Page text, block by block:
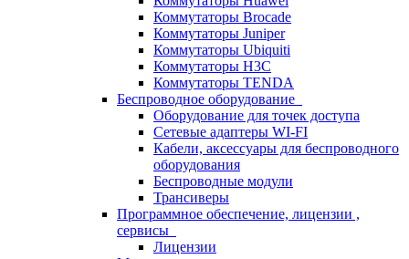
Коммутаторы Brocade
Коммутаторы Juniper
Коммутаторы Ubiquiti
Коммутаторы H3C
Коммутаторы TENDA
Беспроводное оборудование
Оборудование для точек доступа
Сетевые адаптеры WI-FI
Кабели, аксессуары для беспроводного
оборудования
Беспроводные модули
Трансиверы
Программное обеспечение, лицензии ,
сервисы
Лицензии